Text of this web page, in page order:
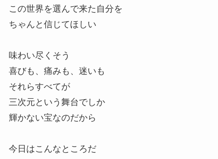
この世界を選んで来た自分を
ちゃんと信じてほしい
味わい尽くそう
喜びも、痛みも、迷いも
それらすべてが
三次元という舞台でしか
輝かない宝なのだから
今日はこんなところだ